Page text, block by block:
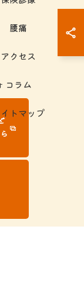
腰痛
アクセス
コラム
トマップ
腰痛/交通事故治療/肩こ